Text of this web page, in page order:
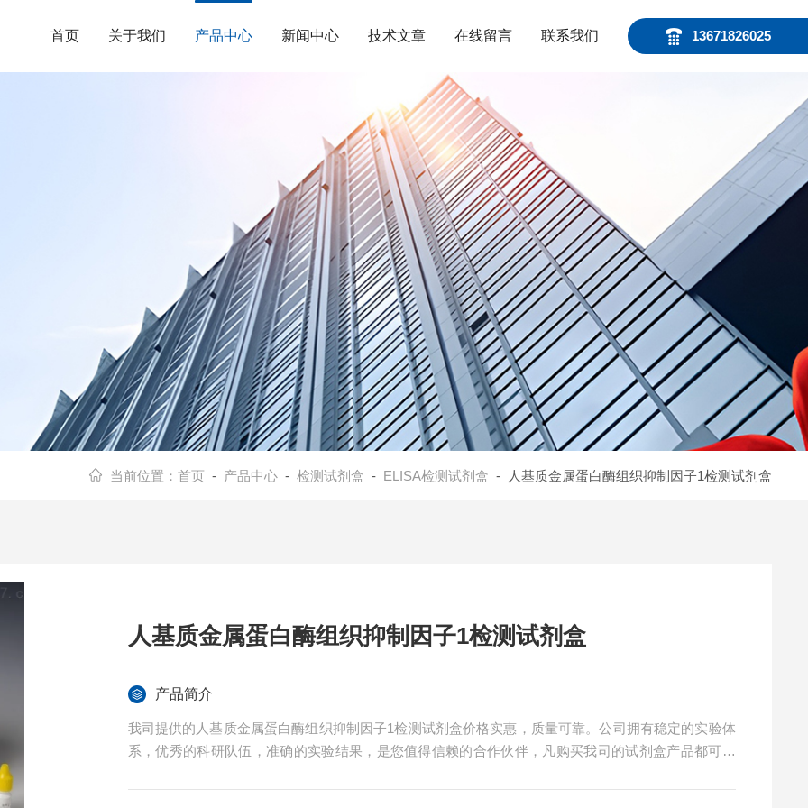
13671826025
首页 关于我们 产品中心 新闻中心 技术文章 在线留言 联系我们
当前位置： 首页 - 产品中心- 检测试剂盒 - ELISA检测试剂盒 - 人基质金属蛋白酶组织抑制因子1检测试剂盒
人基质金属蛋白酶组织抑制因子1检测试剂盒
产品简介
我司提供的人基质金属蛋白酶组织抑制因子1检测试剂盒价格实惠，质量可靠。公司拥有稳定的实验体
系，优秀的科研队伍，准确的实验结果，是您值得信赖的合作伙伴，凡购买我司的试剂盒产品都可提